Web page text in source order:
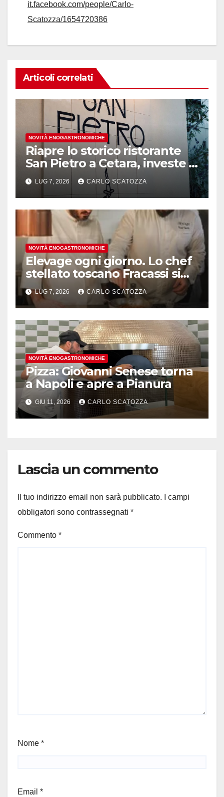
it.facebook.com/people/Carlo-
Scatozza/1654720386
Articoli correlati
NOVITÀ ENOGASTRONOMICHE
Riapre lo storico ristorante
San Pietro a Cetara, investe il
gruppo Armatore
LUG 7, 2026 CARLO SCATOZZA
NOVITÀ ENOGASTRONOMICHE
Elevage ogni giorno. Lo chef
stellato toscano Fracassi si
trasferisce a Trentola
Ducenta
LUG 7, 2026 CARLO SCATOZZA
NOVITÀ ENOGASTRONOMICHE
Pizza: Giovanni Senese torna
a Napoli e apre a Pianura
GIU 11, 2026 CARLO SCATOZZA
Lascia un commento
Il tuo indirizzo email non sarà pubblicato.
I campi
obbligatori sono contrassegnati *
Commento *
Nome *
Email *